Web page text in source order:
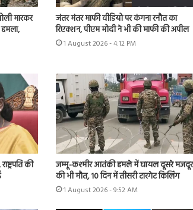
मारकर
जंतर मंतर माफी वीडियो पर कंगना रनौत का
रिएक्शन, पीएम मोदी ने भी की माफी की अपील
1 August 2026 - 4:12 PM
की
जम्मू-कश्मीर आतंकी हमले में घायल दूसरे मजदूर
की भी मौत, 10 दिन में तीसरी टारगेट किलिंग
1 August 2026 - 9:52 AM